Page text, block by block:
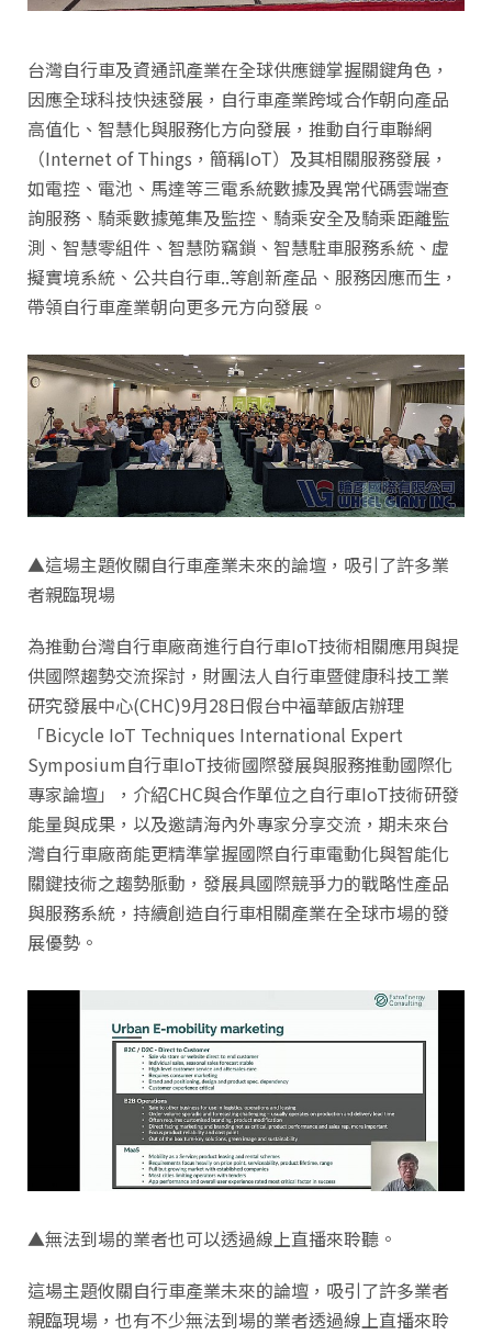
台灣自行車及資通訊產業在全球供應鏈掌握關鍵角色，
因應全球科技快速發展，自行車產業跨域合作朝向產品
高值化、智慧化與服務化方向發展，推動自行車聯網
（Internet of Things，簡稱IoT）及其相關服務發展，
如電控、電池、馬達等三電系統數據及異常代碼雲端查
詢服務、騎乘數據蒐集及監控、騎乘安全及騎乘距離監
測、智慧零組件、智慧防竊鎖、智慧駐車服務系統、虛
擬實境系統、公共自行車..等創新產品、服務因應而生，
帶領自行車產業朝向更多元方向發展。
▲這場主題攸關自行車產業未來的論壇，吸引了許多業
者親臨現場
為推動台灣自行車廠商進行自行車IoT技術相關應用與提
供國際趨勢交流探討，財團法人自行車暨健康科技工業
研究發展中心(CHC)9月28日假台中福華飯店辦理
「Bicycle IoT Techniques International Expert
Symposium自行車IoT技術國際發展與服務推動國際化
專家論壇」，介紹CHC與合作單位之自行車IoT技術研發
能量與成果，以及邀請海內外專家分享交流，期未來台
灣自行車廠商能更精準掌握國際自行車電動化與智能化
關鍵技術之趨勢脈動，發展具國際競爭力的戰略性產品
與服務系統，持續創造自行車相關產業在全球市場的發
展優勢。
▲無法到場的業者也可以透過線上直播來聆聽。
這場主題攸關自行車產業未來的論壇，吸引了許多業者
親臨現場，也有不少無法到場的業者透過線上直播來聆